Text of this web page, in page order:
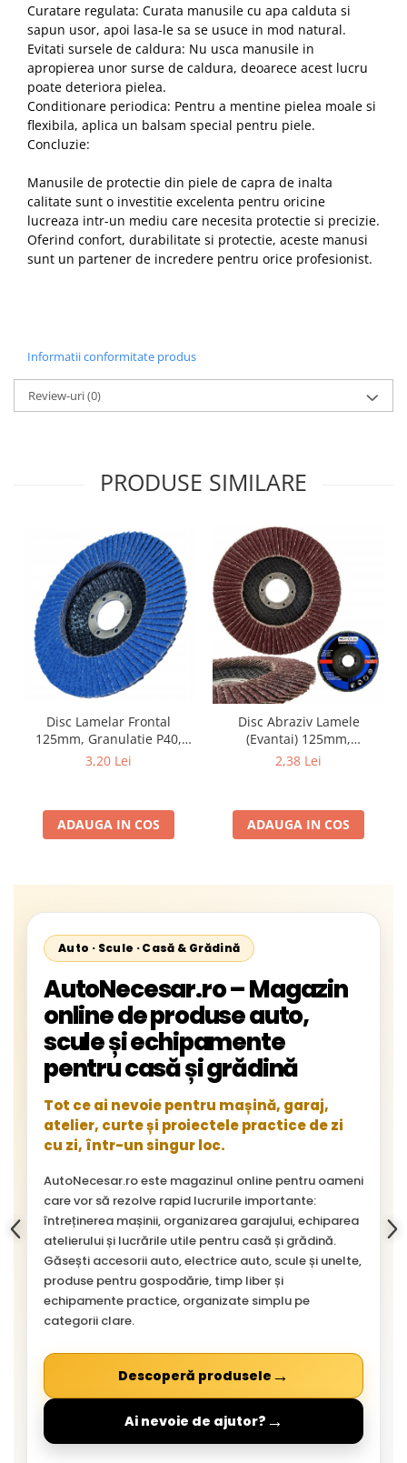
Curatare regulata: Curata manusile cu apa calduta si
sapun usor, apoi lasa-le sa se usuce in mod natural.
Evitati sursele de caldura: Nu usca manusile in
apropierea unor surse de caldura, deoarece acest lucru
poate deteriora pielea.
Conditionare periodica: Pentru a mentine pielea moale si
flexibila, aplica un balsam special pentru piele.
Concluzie:
Manusile de protectie din piele de capra de inalta
calitate sunt o investitie excelenta pentru oricine
lucreaza intr-un mediu care necesita protectie si precizie.
Oferind confort, durabilitate si protectie, aceste manusi
sunt un partener de incredere pentru orice profesionist.
Informatii conformitate produs
Review-uri(0)
PRODUSE SIMILARE
Disc Lamelar Frontal
125mm, Granulatie P40,
Abraziv Premium din
13300 RPM, pentru Slefuire
Otel, Inox, Lemn si Metal,
3,20 Lei
ADAUGA IN COS
Disc Abraziv Lamele
(Evantai) 125mm,
Granulație , pentru Metal și
2,38 Lei
ADAUGA IN COS
Auto · Scule · Casă & Grădină
AutoNecesar.ro – Magazin
online de produse auto,
scule și echipamente
pentru casă și grădină
Tot ce ai nevoie pentru mașină, garaj,
atelier, curte și proiectele practice de zi
cu zi, într-un singur loc.
AutoNecesar.ro este magazinul online pentru oameni
care vor să rezolve rapid lucrurile importante:
întreținerea mașinii, organizarea garajului, echiparea
atelierului și lucrările utile pentru casă și grădină.
Găsești accesorii auto, electrice auto, scule și unelte,
produse pentru gospodărie, timp liber și
echipamente practice, organizate simplu pe
categorii clare.
Descoperă produsele →
Ai nevoie de ajutor? →